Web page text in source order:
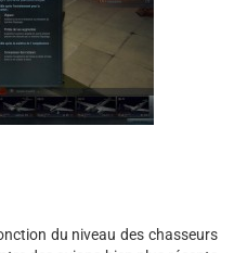
du niveau des chasseurs